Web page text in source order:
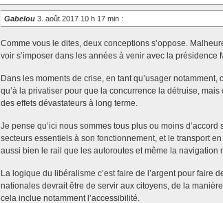
Gabelou 3. août 2017 10 h 17 min :
Comme vous le dites, deux conceptions s’oppose.
voir s’imposer dans les années à venir avec la présidence
Dans les moments de crise, en tant qu’usager
qu’à la privatiser pour que la concurrence la détruise,
des effets dévastateurs à long terme.
Je pense qu’ici nous sommes tous plus ou moins
secteurs essentiels à son fonctionnement, et le transport
aussi bien le rail que les autoroutes et même la navigation
La logique du libéralisme c’est faire de l’argent pour faire
nationales devrait être de servir aux citoyens, de la
cela inclue notamment l’accessibilité.